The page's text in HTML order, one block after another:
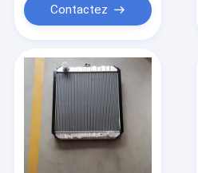
Des produits
Au sujet de nous
Visite d'usine
Contactez